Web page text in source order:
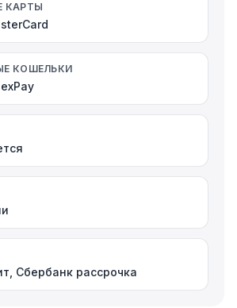
КАРТЫ
КОШЕЛЬКИ
Сбербанк рассрочка